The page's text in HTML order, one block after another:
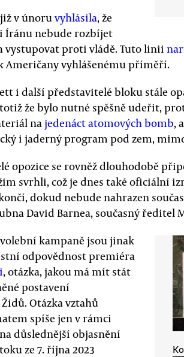
v únoruvyhlásila, že
Íránu nebude rozbíjet
vystupovat proti vládě. Tuto linii
vyhlášenému příměří.
i další představitelé bloku stále
že bylo nutné spěšně udeřit,
najedenáct atomových bomb,
i jaderný program pod zem,
opozice se rovněž dlouhodobě
svrhli, což je dnes také oficiální
dokud nebude nahrazen
David Barnea, současný ředitel
kampaně jsou jinak
odpovědnost premiéra
, otázka, jakou má mít stát
postavení
Otázka vztahů
spíše jen v rámci
důslednější objasnění
ze 7. října 2023